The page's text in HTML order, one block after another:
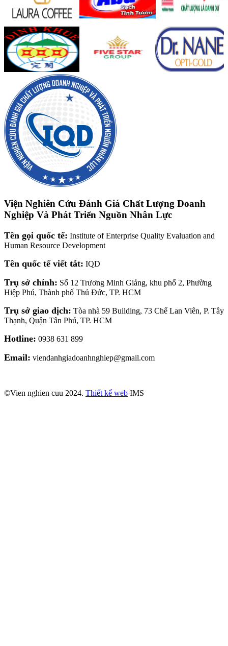
Viện Nghiên Cứu Đánh Giá Chất Lượng Doanh
Nghiệp Và Phát Triển Nguồn Nhân Lực
Tên gọi quốc tế: Institute of Enterprise Quality Evaluation and
Human Resource Development
Tên quốc tế viết tắt: IQD
Trụ sở chính: Số 12 Trương Minh Giảng, khu phố 2, Phường
Hiệp Phú, Thành phố Thủ Đức, TP. HCM
Trụ sở giao dịch: Tòa nhà 59 Building, 73 Chế Lan Viên, P. Tây
Thạnh, Quận Tân Phú, TP. HCM
Hotline: 0938 631 899
Email: viendanhgiadoanhnghiep@gmail.com
©Vien nghien cuu 2024. Thiết kế web IMS